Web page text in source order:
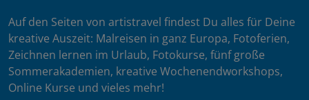
Auf den Seiten von artistravel findest Du alles für Deine
kreative Auszeit: Malreisen in ganz Europa, Fotoferien,
Zeichnen lernen im Urlaub, Fotokurse, fünf große
Sommerakademien, kreative Wochenendworkshops,
Online Kurse und vieles mehr!